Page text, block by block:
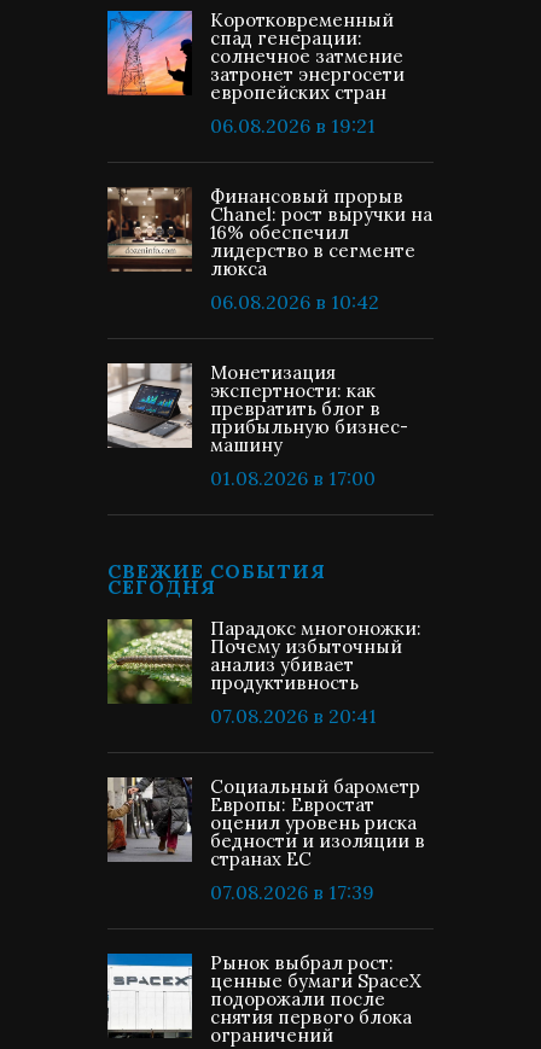
Коротковременный
спад генерации:
солнечное затмение
затронет энергосети
европейских стран
06.08.2026 в 19:21
Финансовый прорыв
Chanel: рост выручки на
16% обеспечил
лидерство в сегменте
люкса
06.08.2026 в 10:42
Монетизация
экспертности: как
превратить блог в
прибыльную бизнес-
машину
01.08.2026 в 17:00
СВЕЖИЕ СОБЫТИЯ
СЕГОДНЯ
Парадокс многоножки:
Почему избыточный
анализ убивает
продуктивность
07.08.2026 в 20:41
Социальный барометр
Европы: Евростат
оценил уровень риска
бедности и изоляции в
странах ЕС
07.08.2026 в 17:39
Рынок выбрал рост:
ценные бумаги SpaceX
подорожали после
снятия первого блока
ограничений